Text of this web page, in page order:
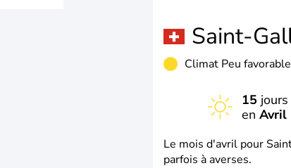
Saint-
Climat Peu favorable
15
en Avril
Le mois d'avril pour
parfois à averses.